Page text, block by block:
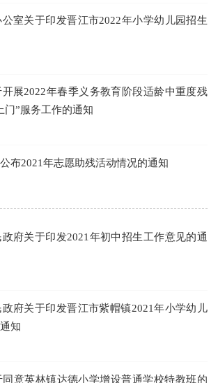
室关于印发晋江市2022年小学幼儿园招生
展2022年春季义务教育阶段适龄中重度残
门”服务工作的通知
布2021年志愿助残活动情况的通知
府关于印发2021年初中招生工作意见的通
府关于印发晋江市紫帽镇2021年小学幼儿
知
意英林镇达德小学增设普通学校特教班的